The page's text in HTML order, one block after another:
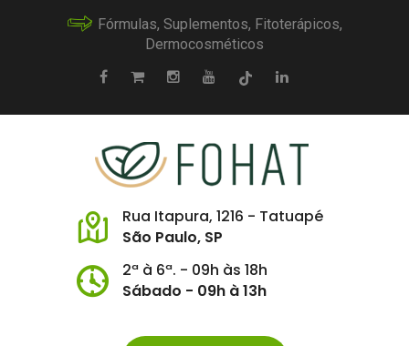
Fórmulas, Suplementos, Fitoterápicos,
Dermocosméticos
Rua Itapura, 1216 - Tatuapé
São Paulo, SP
2ª à 6ª. - 09h às 18h
Sábado - 09h à 13h